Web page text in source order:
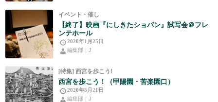
イベント・催し
【終了】映画『にしきたショパン』試写会＠フレ
ンテホール
2020年1月25日
編集部｜J
[特集] 西宮を歩こう!
西宮を歩こう！（甲陽園・苦楽園口）
2020年5月21日
編集部｜J